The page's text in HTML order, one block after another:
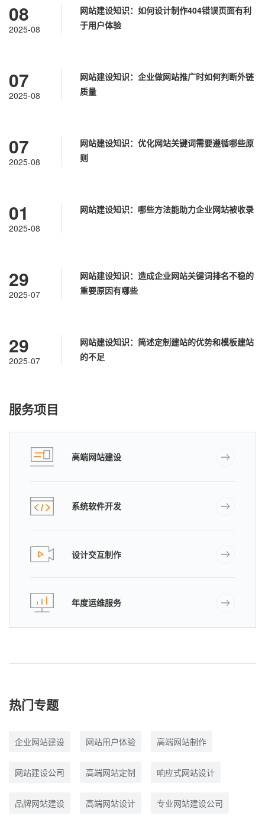
08
2025-08
网站建设知识：如何设计制作404错误页面有利
于用户体验
07
2025-08
网站建设知识：企业做网站推广时如何判断外链
质量
07
2025-08
网站建设知识：优化网站关键词需要遵循哪些原
则
01
2025-08
网站建设知识：哪些方法能助力企业网站被收录
29
2025-07
网站建设知识：造成企业网站关键词排名不稳的
重要原因有哪些
29
2025-07
网站建设知识：简述定制建站的优势和模板建站
的不足
服务项目
高端网站建设
系统软件开发
设计交互制作
年度运维服务
热门专题
企业网站建设 网站用户体验 高端网站制作
网站建设公司 高端网站定制 响应式网站设计
品牌网站建设 高端网站设计 专业网站建设公司